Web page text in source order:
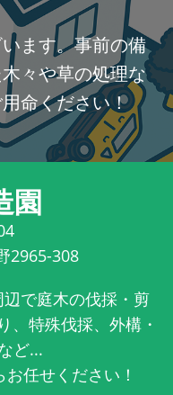
ます。事前の備
々や草の処理な
命ください！
園
2965-308
で庭木の伐採・剪
、特殊伐採、外構・
ど...
任せください！